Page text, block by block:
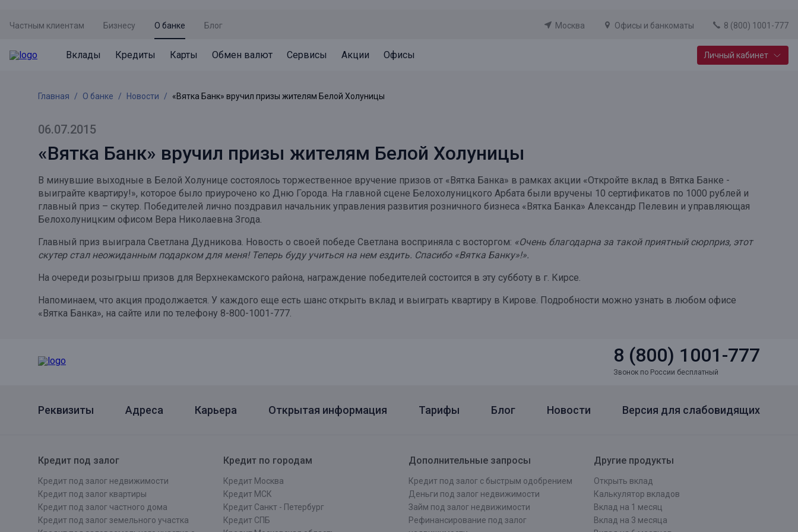
Частным клиентам Бизнесу О банке Блог Москва Офисы и банкоматы 8 (800) 1001-777
Вклады
Не упусти момент
Просто вклад
Накопительный
Отличная стратегия+
Фиксируй доход
Новый старт
Валютный плюс
Онлайн
Все вклады
Система страхования вкладов
Архив вкладов
Подробнее
Кредиты
Кредит под залог недвижимости
Рефинансирование
Кредит на автомобиль
Потребительский кредит
Все кредиты
Привилегии для клиентов
Реструктуризация
Оценка недвижимости
Подбор новой недвижимости
Карты
Дебетовая карта с пакетом услуг
Премиальная карта Mir Supreme
Пенсионная карта
Все карты
Документы
Кешбэк
Обмен валют
Курсы валют
Бронирование валюты
Курсы валют ЦБ
Сервисы
Оплата кредита
Оценка недвижимости
Подбор новой недвижимости
СБПей
Mir Pay
Госуслуги
Регистрация в ЕБС
Удаленная идентификация
Мобильное приложение
Все сервисы
Акции
Акция «Приведи друга»
Акция «Ставка на бизнес»
Офисы Личный кабинет
Главная О банке Новости «Вятка Банк» вручил призы жителям Белой Холуницы
06.07.2015
«Вятка Банк» вручил призы жителям Белой Холуницы
В минувшие выходные в Белой Холунице состоялось торжественное вручение призов от «Вятка Банка» в рамках акции «Откройте вклад в Вятка Банке -
выиграйте квартиру!», которое было приурочено ко Дню Города. На главной сцене Белохолуницкого Арбата были вручены 10 сертификатов по 1000 рублей и
главный приз – скутер. Победителей лично поздравил начальник управления развития розничного бизнеса «Вятка Банка» Александр Пелевин и управляющая
Белохолуницким офисом Вера Николаевна Згода.
Главный приз выиграла Светлана Дудникова. Новость о своей победе Светлана восприняла с восторгом: «Очень благодарна за такой приятный сюрприз, этот
скутер стал неожиданным подарком для меня! Теперь буду учиться на нем ездить. Спасибо «Вятка Банку»!».
На очереди розыгрыш призов для Верхнекамского района, награждение победителей состоится в эту субботу в г. Кирсе.
Напоминаем, что акция продолжается. У каждого еще есть шанс открыть вклад и выиграть квартиру в Кирове. Подробности можно узнать в любом офисе
«Вятка Банка», на сайте или по телефону 8-800-1001-777.
8 (800) 1001-777
Звонок по России бесплатный
Реквизиты Адреса Карьера Открытая информация Тарифы Блог Новости Версия для слабовидящих
Кредит под залог
Кредит под залог недвижимости
Кредит под залог квартиры
Кредит под залог частного дома
Кредит под залог земельного участка
Кредит по городам
Кредит Москва
Кредит МСК
Кредит Санкт - Петербург
Кредит СПБ
Дополнительные запросы
Кредит под залог с быстрым одобрением
Деньги под залог недвижимости
Займ под залог недвижимости
Рефинансирование под залог
Другие продукты
Открыть вклад
Калькулятор вкладов
Вклад на 1 месяц
Вклад на 3 месяца